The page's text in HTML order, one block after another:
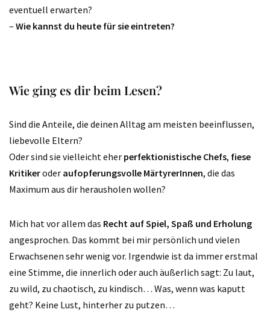
eventuell erwarten?
– Wie kannst du heute für sie eintreten?
Wie ging es dir beim Lesen?
Sind die Anteile, die deinen Alltag am meisten beeinflussen,
liebevolle Eltern?
Oder sind sie vielleicht eher perfektionistische Chefs, fiese
Kritikeroder aufopferungsvolle MärtyrerInnen, die das
Maximum aus dir herausholen wollen?
Mich hat vor allem das Recht auf Spiel, Spaß und Erholung
angesprochen. Das kommt bei mir persönlich und vielen
Erwachsenen sehr wenig vor. Irgendwie ist da immer erstmal
eine Stimme, die innerlich oder auch äußerlich sagt: Zu laut,
zu wild, zu chaotisch, zu kindisch… Was, wenn was kaputt
geht? Keine Lust, hinterher zu putzen…